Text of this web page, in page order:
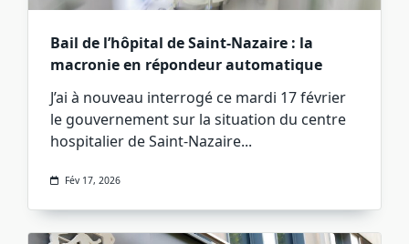
Bail de l’hôpital de Saint-Nazaire : la
macronie en répondeur automatique
J’ai à nouveau interrogé ce mardi 17 février
le gouvernement sur la situation du centre
hospitalier de Saint-Nazaire...
Fév 17, 2026